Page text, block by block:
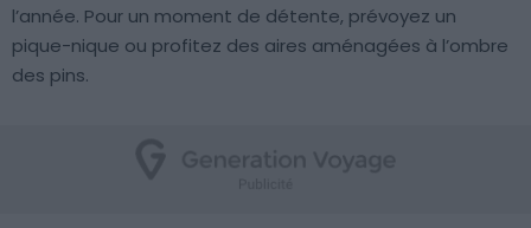
l’année. Pour un moment de détente, prévoyez un
pique-nique ou profitez des aires aménagées à l’ombre
des pins.